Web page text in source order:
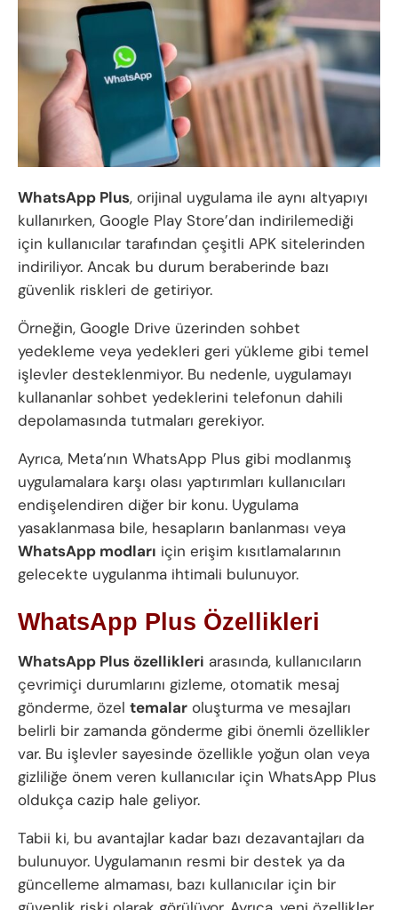
WhatsApp Plus, orijinal uygulama ile aynı altyapıyı
kullanırken, Google Play Store’dan indirilemediği
için kullanıcılar tarafından çeşitli APK sitelerinden
indiriliyor. Ancak bu durum beraberinde bazı
güvenlik riskleri de getiriyor.
Örneğin, Google Drive üzerinden sohbet
yedekleme veya yedekleri geri yükleme gibi temel
işlevler desteklenmiyor. Bu nedenle, uygulamayı
kullananlar sohbet yedeklerini telefonun dahili
depolamasında tutmaları gerekiyor.
Ayrıca, Meta’nın WhatsApp Plus gibi modlanmış
uygulamalara karşı olası yaptırımları kullanıcıları
endişelendiren diğer bir konu. Uygulama
yasaklanmasa bile, hesapların banlanması veya
WhatsApp modları için erişim kısıtlamalarının
gelecekte uygulanma ihtimali bulunuyor.
WhatsApp Plus Özellikleri
WhatsApp Plus özellikleri arasında, kullanıcıların
çevrimiçi durumlarını gizleme, otomatik mesaj
gönderme, özel temalar oluşturma ve mesajları
belirli bir zamanda gönderme gibi önemli özellikler
var. Bu işlevler sayesinde özellikle yoğun olan veya
gizliliğe önem veren kullanıcılar için WhatsApp Plus
oldukça cazip hale geliyor.
Tabii ki, bu avantajlar kadar bazı dezavantajları da
bulunuyor. Uygulamanın resmi bir destek ya da
güncelleme almaması, bazı kullanıcılar için bir